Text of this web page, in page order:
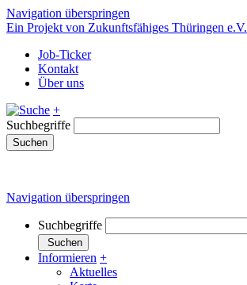
Navigation überspringen
Ein Projekt von Zukunftsfähiges Thüringen e.V.
Job-Ticker
Kontakt
Über uns
+
Suchbegriffe
Suchen
Navigation überspringen
Suchbegriffe
Suchen
Informieren +
Aktuelles